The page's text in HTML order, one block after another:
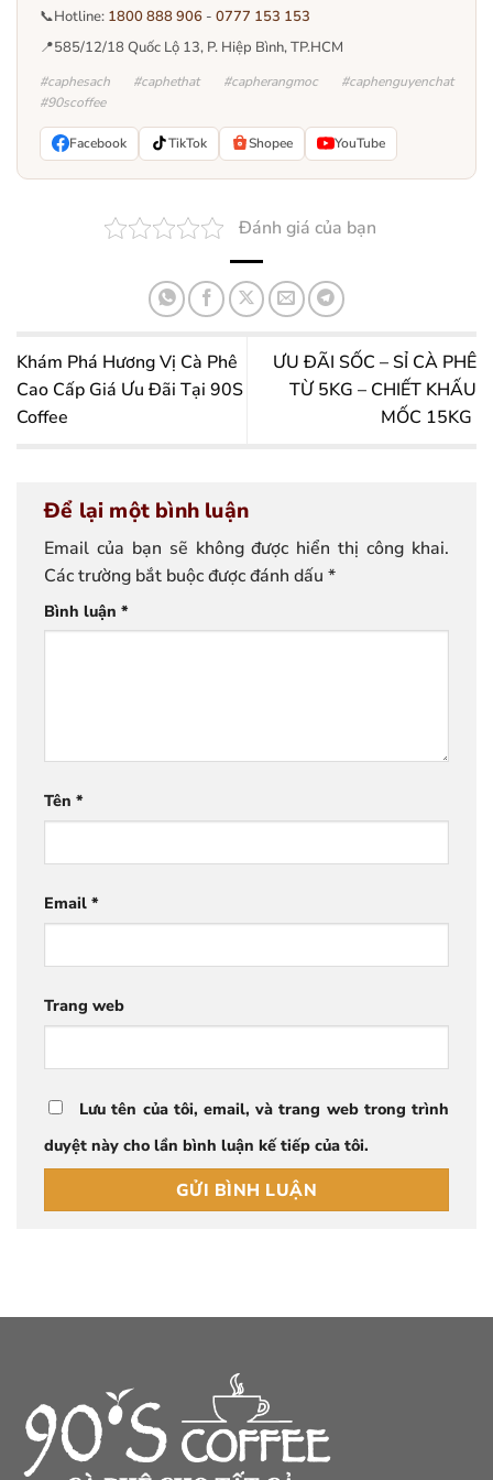
📞Hotline: 1800 888 906 - 0777 153 153
📍585/12/18 Quốc Lộ 13, P. Hiệp Bình, TP.HCM
#caphesach #caphethat #capherangmoc #caphenguyenchat
#90scoffee
Facebook TikTok Shopee YouTube
Đánh giá của bạn
Khám Phá Hương Vị Cà Phê
Cao Cấp Giá Ưu Đãi Tại 90S
Coffee
ƯU ĐÃI SỐC – SỈ CÀ PHÊ
TỪ 5KG – CHIẾT KHẤU
MỐC 15KG
Để lại một bình luận
Email của bạn sẽ không được hiển thị công khai.
Các trường bắt buộc được đánh dấu *
Bình luận *
Tên *
Email *
Trang web
Lưu tên của tôi, email, và trang web trong trình
duyệt này cho lần bình luận kế tiếp của tôi.